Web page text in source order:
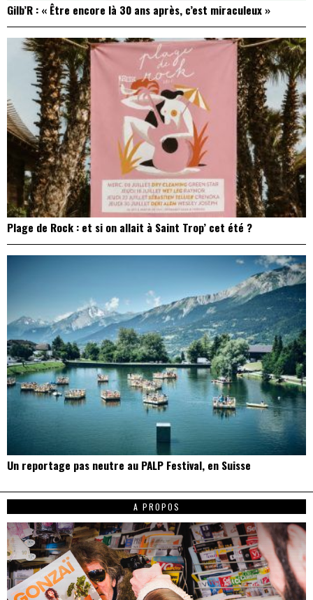
Gilb’R : « Être encore là 30 ans après, c’est miraculeux »
Plage de Rock : et si on allait à Saint Trop’ cet été ?
Un reportage pas neutre au PALP Festival, en Suisse
A PROPOS